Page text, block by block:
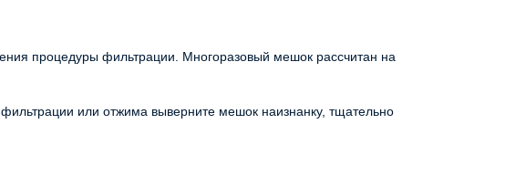
процедуры фильтрации. Многоразовый мешок рассчитан на
или отжима выверните мешок наизнанку, тщательно